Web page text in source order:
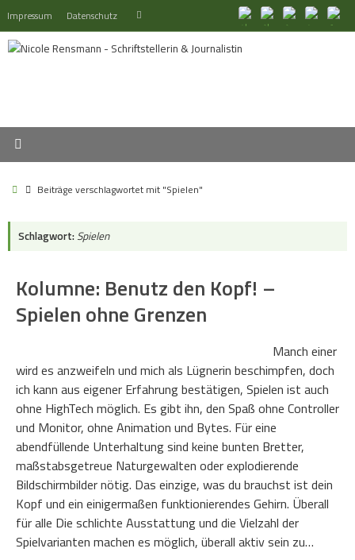
Inhalt
springen
Impressum Datenschutz Suchen
StartBeiträge verschlagwortet mit "Spielen"
Schlagwort: Spielen
Kolumne: Benutz den Kopf! –
Spielen ohne Grenzen
Manch einer
wird es anzweifeln und mich als Lügnerin beschimpfen, doch
ich kann aus eigener Erfahrung bestätigen, Spielen ist auch
ohne HighTech möglich. Es gibt ihn, den Spaß ohne Controller
und Monitor, ohne Animation und Bytes. Für eine
abendfüllende Unterhaltung sind keine bunten Bretter,
maßstabsgetreue Naturgewalten oder explodierende
Bildschirmbilder nötig. Das einzige, was du brauchst ist dein
Kopf und ein einigermaßen funktionierendes Gehirn. Überall
für alle Die schlichte Ausstattung und die Vielzahl der
Spielvarianten machen es möglich, überall aktiv sein zu…